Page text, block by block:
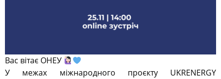
Вас вітає ОНЕУ
У межах міжнародного проєкту UKRENERGY